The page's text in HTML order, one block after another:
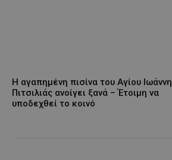
Η αγαπημένη πισίνα του Αγίου Ιωάννη
Πιτσιλιάς ανοίγει ξανά – Έτοιμη να
υποδεχθεί το κοινό